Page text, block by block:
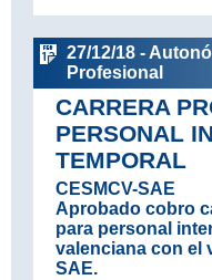
27/12/18 -
Profesional
CARRERA
PERSONAL
TEMPORAL
CESMCV-SAE
Aprobado cobro
para personal
valenciana con el
SAE.